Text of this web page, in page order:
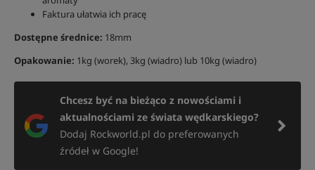
Faktura ułatwia ich pracę
Dostępne średnice: 18mm
Opakowanie: 1kg (worek), 3kg (wiadro) lub 10kg (wiadro)
Chcesz być na bieżąco z nowościami i
aktualnościami ze świata wędkarskiego?
Dodaj Rockworld.pl do preferowanych
źródeł w Google!